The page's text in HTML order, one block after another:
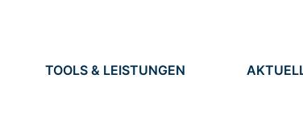
TOOLS & LEISTUNGEN